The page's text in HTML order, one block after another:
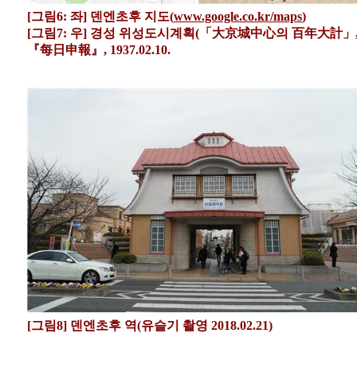
[그림6: 좌] 덴엔초후 지도(www.google.co.kr/maps)
[그림7: 우] 경성 위성도시계획(「大京城中心의 百年大計
『每日申報』, 1937.02.10.
[그림8] 덴엔초후 역(유슬기 촬영 2018.02.21)